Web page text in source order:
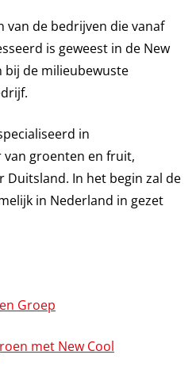
van de bedrijven die vanaf
is geweest in de New
bij de milieubewuste
in
groenten en fruit,
Duitsland. In het begin zal de
in Nederland in gezet
Groep
met New Cool